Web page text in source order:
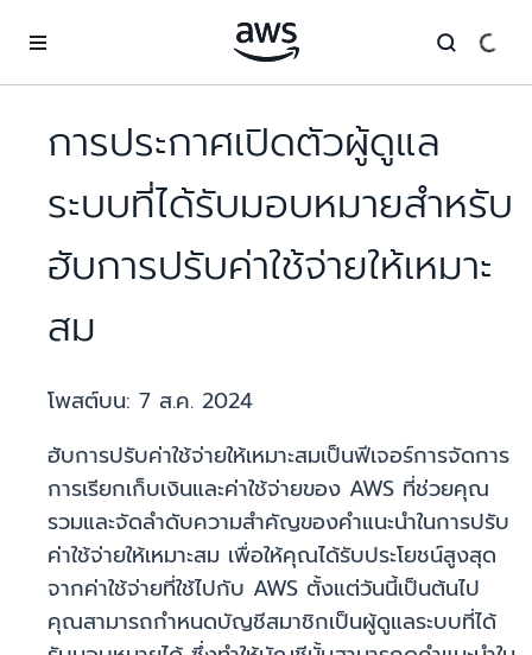
การประกาศเปิดตัวผู้ดูแล
ระบบที่ได้รับมอบหมายสำหรับ
ฮับการปรับค่าใช้จ่ายให้เหมาะ
สม
โพสต์บน: 7 ส.ค. 2024
ฮับการปรับค่าใช้จ่ายให้เหมาะสมเป็นฟีเจอร์การจัดการ
การเรียกเก็บเงินและค่าใช้จ่ายของ AWS ที่ช่วยคุณ
รวมและจัดลำดับความสำคัญของคำแนะนำในการปรับ
ค่าใช้จ่ายให้เหมาะสม เพื่อให้คุณได้รับประโยชน์สูงสุด
จากค่าใช้จ่ายที่ใช้ไปกับ AWS ตั้งแต่วันนี้เป็นต้นไป
คุณสามารถกำหนดบัญชีสมาชิกเป็นผู้ดูแลระบบที่ได้